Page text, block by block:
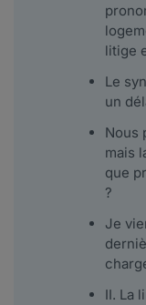
litige
Le
un
Nous
mais
que
?
Je
II. La